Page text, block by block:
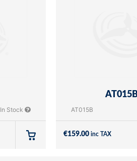
In Stock AT015B
€159.00 inc TAX